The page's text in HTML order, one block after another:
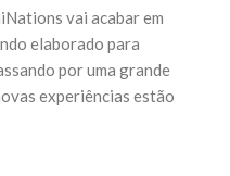
vai acabar em
elaborado para
por uma grande
experiências estão